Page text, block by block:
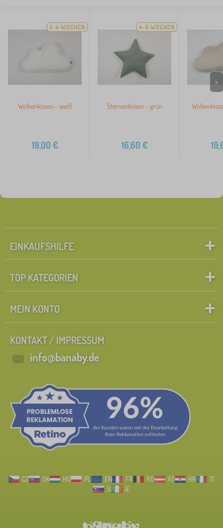
2-4 WOCHEN
Wolkenkissen - weiß
19,00 €
4-6 WOCHEN
Sternenkissen - grün
16,60 €
>
EINKAUFSHILFE
TOP KATEGORIEN
MEIN KONTO
KONTAKT / IMPRESSUM
info@banaby.de
CZ SK HU PL EN FR RO AT HR
IT
SI
IE